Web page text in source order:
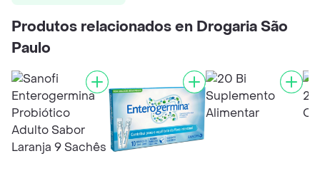
Produtos relacionados en Drogaria São
Paulo